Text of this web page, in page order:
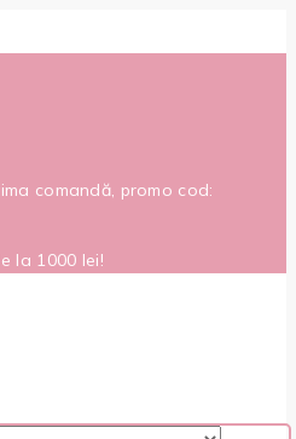
comandă, promo cod:
la 1000 lei!